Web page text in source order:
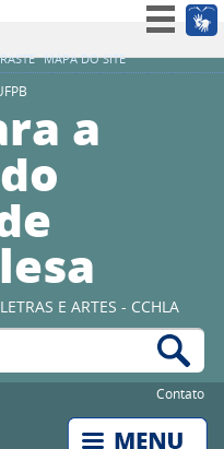
MAPA DO SITE
Simplifique!
Acesso à informação
a
E ARTES - CCHLA
Contato